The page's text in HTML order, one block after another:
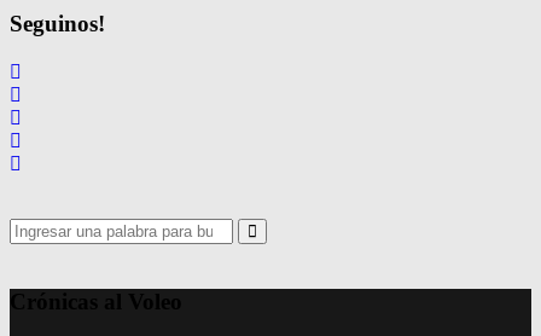
Seguinos!
Search
for:
Search
Crónicas al Voleo